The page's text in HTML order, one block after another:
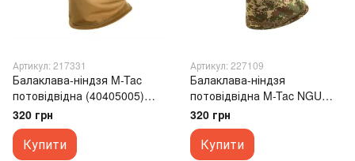
Артикул: 217331
Балаклава-ніндзя M-Tac
потовідвідна (40405005)
Коричнева (Coyote)
320 грн
Купити
Артикул: 227109
Балаклава-ніндзя
потовідвідна M-Tac NGU
Зелена (Camo)
320 грн
Купити